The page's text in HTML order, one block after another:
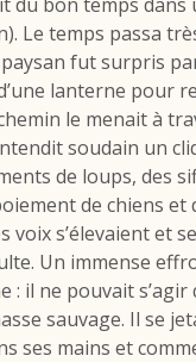
Le temps passa
fut surpris
lanterne pour
le menait à
soudain un
de loups, des
de chiens et
voix s’élevaient et
Un immense
: il ne pouvait
sauvage. Il se
ses mains et